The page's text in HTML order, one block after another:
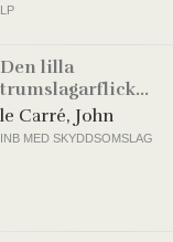
LP
Den lilla
trumslagarflick...
le Carré, John
INB MED SKYDDSOMSLAG